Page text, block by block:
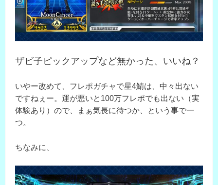
ザビ子ピックアップなど無かった、いいね？
いやー改めて、フレポガチャで星4鯖は、中々出ない
ですねぇー。運が悪いと100万フレポでも出ない（実
体験あり）ので、まぁ気長に待つか、という事で一
つ。
ちなみに、